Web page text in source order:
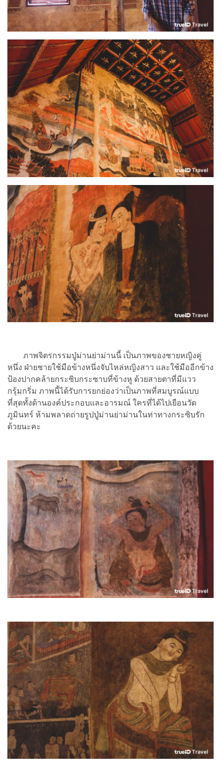
ภาพจิตรกรรมปู่ม่านย่าม่านนี้ เป็นภาพของชายหญิงคู่
หนึ่ง ฝ่ายชายใช้มือข้างหนึ่งจับไหล่หญิงสาว และใช้มืออีกข้าง
ป้องปากคล้ายกระซิบกระซาบที่ข้างหู ด้วยสายตาที่มีแวว
กรุ้มกริ่ม ภาพนี้ได้รับการยกย่องว่าเป็นภาพที่สมบูรณ์แบบ
ที่สุดทั้งด้านองค์ประกอบและอารมณ์ ใครที่ได้ไปเยือนวัด
ภูมินทร์ ห้ามพลาดถ่ายรูปปู่ม่านย่าม่านในท่าทางกระซิบรัก
ด้วยนะคะ